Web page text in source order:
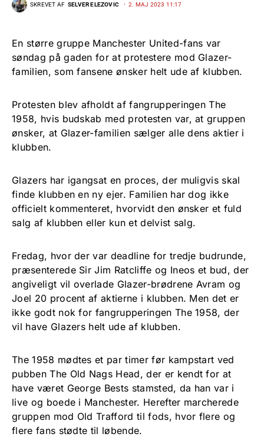
SKREVET AF SELVER ELEZOVIC 2. MAJ 2023 11:17
En større gruppe Manchester United-fans var
søndag på gaden for at protestere mod Glazer-
familien, som fansene ønsker helt ude af klubben.
Protesten blev afholdt af fangrupperingen The
1958, hvis budskab med protesten var, at gruppen
ønsker, at Glazer-familien sælger alle dens aktier i
klubben.
Glazers har igangsat en proces, der muligvis skal
finde klubben en ny ejer. Familien har dog ikke
officielt kommenteret, hvorvidt den ønsker et fuld
salg af klubben eller kun et delvist salg.
Fredag, hvor der var deadline for tredje budrunde,
præsenterede Sir Jim Ratcliffe og Ineos et bud, der
angiveligt vil overlade Glazer-brødrene Avram og
Joel 20 procent af aktierne i klubben. Men det er
ikke godt nok for fangrupperingen The 1958, der
vil have Glazers helt ude af klubben.
The 1958 mødtes et par timer før kampstart ved
pubben The Old Nags Head, der er kendt for at
have været George Bests stamsted, da han var i
live og boede i Manchester. Herefter marcherede
gruppen mod Old Trafford til fods, hvor flere og
flere fans stødte til løbende.